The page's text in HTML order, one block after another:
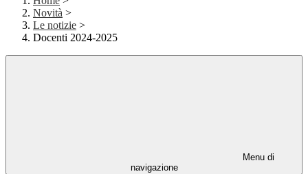
Novità >
Le notizie >
Docenti 2024-2025
Menu di
navigazione